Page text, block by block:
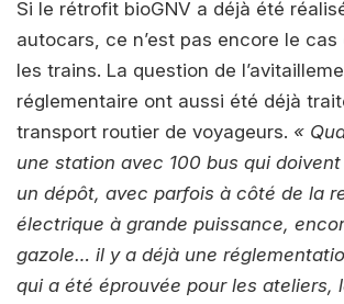
Si le rétrofit bioGNV a déjà été
autocars, ce n’est pas encore le
les trains. La question de
réglementaire ont aussi été déjà
transport routier de voyageurs. «
une station avec 100 bus qui doivent
un dépôt, avec parfois à côté de la
électrique à grande puissance,
gazole… il y a déjà une
qui a été éprouvée pour les ateliers,